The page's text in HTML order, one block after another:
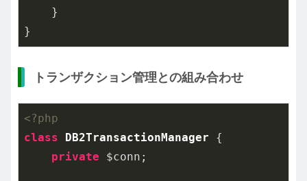
    }
}
トランザクション管理との組み合わせ
<?php
class
DB2TransactionManager
{
private $conn;